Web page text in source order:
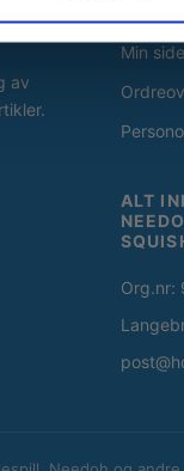
av
Min side
ALT
Org.nr: